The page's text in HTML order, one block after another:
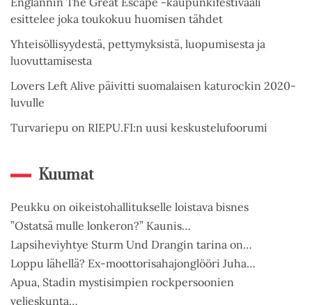
esittelee joka toukokuu huomisen tähdet
Yhteisöllisyydestä, pettymyksistä, luopumisesta ja
luovuttamisesta
Lovers Left Alive päivitti suomalaisen katurockin 2020-
luvulle
Turvariepu on RIEPU.FI:n uusi keskustelufoorumi
Kuumat
Peukku on oikeistohallitukselle loistava bisnes
”Ostatsä mulle lonkeron?” Kaunis…
Lapsiheviyhtye Sturm Und Drangin tarina on…
Loppu lähellä? Ex-moottorisahajonglööri Juha…
Apua, Stadin mystisimpien rockpersoonien
veljeskunta…